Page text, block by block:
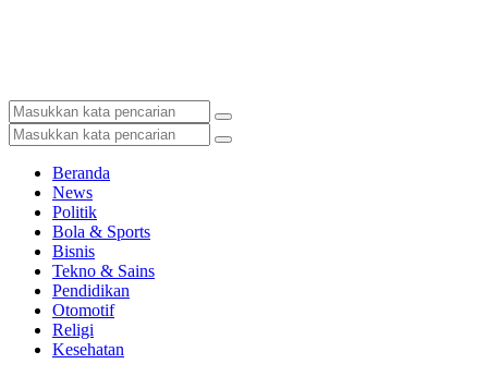
Beranda
News
Politik
Bola & Sports
Bisnis
Tekno & Sains
Pendidikan
Otomotif
Religi
Kesehatan